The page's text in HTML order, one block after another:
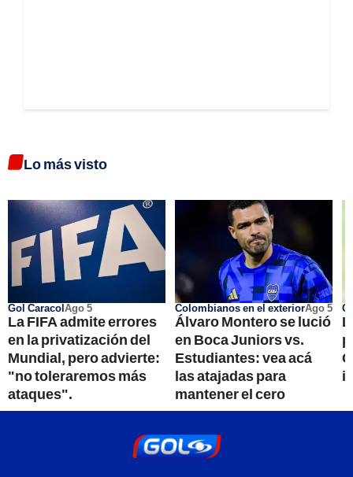
Lo más visto
Gol CaracolAgo 5
La FIFA admite errores
en la privatización del
Mundial, pero advierte:
"no toleraremos más
ataques".
Colombianos en el exteriorAgo 5
Álvaro Montero se lució
en Boca Juniors vs.
Estudiantes: vea acá
las atajadas para
mantener el cero